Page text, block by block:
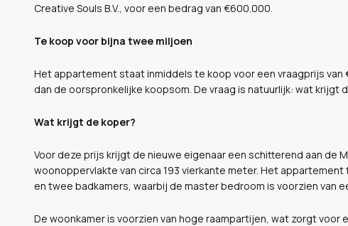
Creative Souls B.V., voor een bedrag van €600.000.
Te koop voor bijna twee miljoen
Het appartement staat inmiddels te koop voor een vraagprijs van
dan de oorspronkelijke koopsom. De vraag is natuurlijk: wat krijgt
Wat krijgt de koper?
Voor deze prijs krijgt de nieuwe eigenaar een schitterend aan de
woonoppervlakte van circa 193 vierkante meter. Het
en twee badkamers, waarbij de master bedroom is voorzien van
De woonkamer is voorzien van hoge raampartijen, wat zorgt voor